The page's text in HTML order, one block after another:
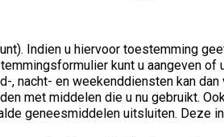
Indien u hiervoor toestemming
kunt u aangeven of
, nacht- en weekenddiensten kan
met middelen die u nu gebruikt.
geneesmiddelen uitsluiten. Deze